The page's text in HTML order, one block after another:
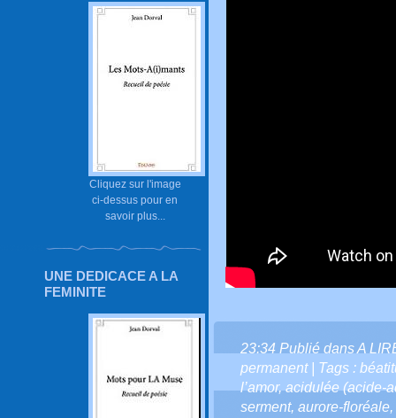
Cliquez sur l'image
ci-dessus pour en
savoir plus...
UNE DEDICACE A LA
FEMINITE
23:34 Publié dansA
permanent| Tags :
l’amor,acidulée (acide-
serment, aurore-floréale,